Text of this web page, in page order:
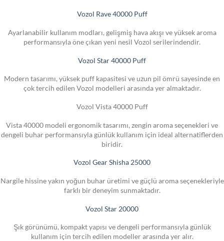
Vozol Rave 40000 Puff
Ayarlanabilir kullanım modları, gelişmiş hava akışı ve yüksek aroma
performansıyla öne çıkan yeni nesil Vozol serilerindendir.
Vozol Star 40000 Puff
Modern tasarımı, yüksek puff kapasitesi ve uzun pil ömrü sayesinde en
çok tercih edilen Vozol modelleri arasında yer almaktadır.
Vozol Vista 40000 Puff
Vista 40000 modeli ergonomik tasarımı, zengin aroma seçenekleri ve
dengeli buhar performansıyla günlük kullanım için ideal alternatiflerden
biridir.
Vozol Gear Shisha 25000
Nargile hissine yakın yoğun buhar üretimi ve güçlü aroma seçenekleriyle
farklı bir deneyim sunmaktadır.
Vozol Star 20000
Şık görünümü, kompakt yapısı ve dengeli performansıyla günlük
kullanım için tercih edilen modeller arasında yer alır.